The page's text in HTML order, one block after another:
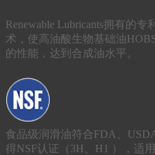
Renewable Lubricants拥有的
术，使高油酸生物基础油
的性能，达到合成油水平。
食品级润滑油符合FDA、
得NSF认证（3H、H1 ），适